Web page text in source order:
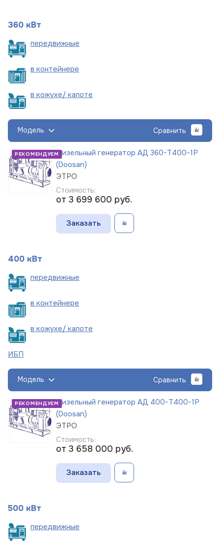
360 кВт
передвижные
в контейнере
в кожухе/ капоте
Модель Сравнить
РЕКОМЕНДУЕМДизельный генератор АД 360-Т400-1Р
(Doosan)
ЭТРО
Стоимость:
от 3 699 600 руб.
Заказать
400 кВт
передвижные
в контейнере
в кожухе/ капоте
ИБП
Модель Сравнить
РЕКОМЕНДУЕМДизельный генератор АД 400-Т400-1Р
(Doosan)
ЭТРО
Стоимость:
от 3 658 000 руб.
Заказать
500 кВт
передвижные